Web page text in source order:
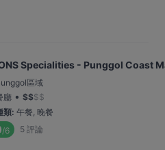
Specialities - Punggol Coast
區域
廳 • $$$$
類: 午餐, 晚餐
/6 5 評論